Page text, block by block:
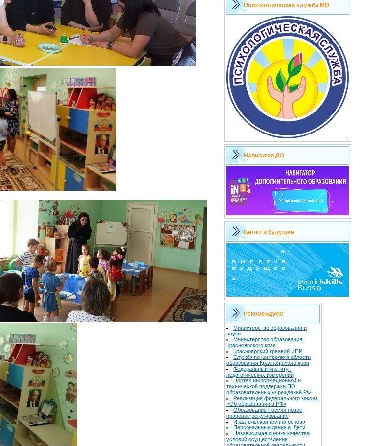
Психологическая служба МО
Навигатор ДО
Билет в будущее
Рекомендуем
Министерство образования и
науки
Министерство образования
Красноярского края
Красноярский краевой ИПК
Служба по контролю в области
образования Красноярского края
Федеральный институт
педагогических измерений
Портал информационной и
технической поддержки ПО
образовательных учреждений РФ
Реализация федерального закона
«Об образовании в РФ»
Образование России новое
правовое регулирование
Издательская группа основа
Персональные данные. Дети
Независимая оценка качества
условий осуществления